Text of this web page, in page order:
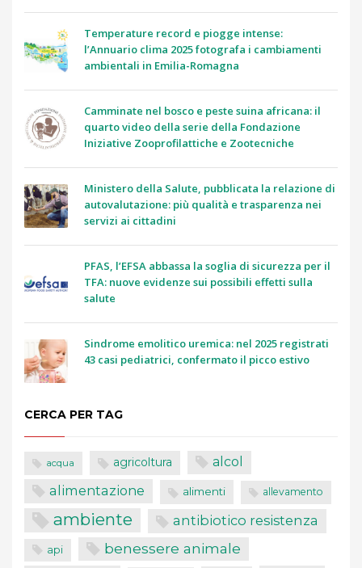
Temperature record e piogge intense:
l’Annuario clima 2025 fotografa i cambiamenti
ambientali in Emilia-Romagna
Camminate nel bosco e peste suina africana: il
quarto video della serie della Fondazione
Iniziative Zooprofilattiche e Zootecniche
Ministero della Salute, pubblicata la relazione di
autovalutazione: più qualità e trasparenza nei
servizi ai cittadini
PFAS, l’EFSA abbassa la soglia di sicurezza per il
TFA: nuove evidenze sui possibili effetti sulla
salute
Sindrome emolitico uremica: nel 2025 registrati
43 casi pediatrici, confermato il picco estivo
CERCA PER TAG
acqua agricoltura alcol
alimentazione alimenti allevamento
ambiente antibiotico resistenza
api benessere animale